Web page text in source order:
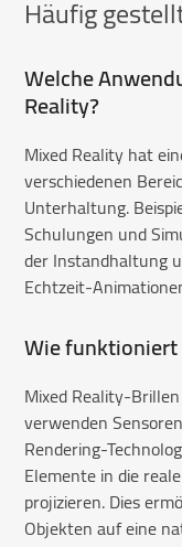
Häufig
Welche
Reality?
Mixed Reality hat
verschiedenen
Unterhaltung.
Schulungen und
der Instandhaltung
Echtzeit-
Wie
Mixed Reality-
verwenden
Rendering-
Elemente in die
projizieren. Dies
Objekten auf eine